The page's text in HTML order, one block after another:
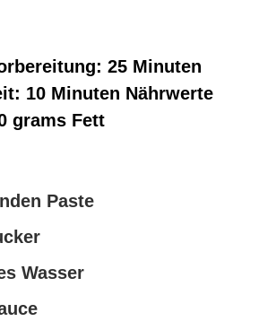
25 Minuten
10 Minuten Nährwerte
grams Fett
Paste
Wasser